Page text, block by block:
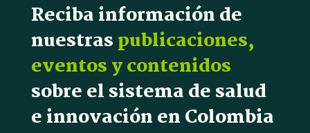
Reciba información de
nuestraspublicaciones,
eventos y contenidos
sobre el sistema de salud
e innovación en Colombia